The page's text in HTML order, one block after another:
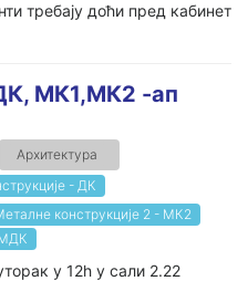
требају доћи пред кабинет
МК1,МК2 -ап
Архитектура
- ДК
конструкције 2 - МК2
МДК
у 12h у сали 2.22